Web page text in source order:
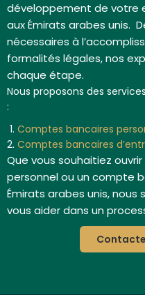
développement de votre
aux Émirats arabes unis.
nécessaires à
formalités légales, nos
chaque étape.
Nous proposons des
:
Comptes bancaires
Comptes bancaires
Que vous souhaitiez
personnel ou un compte
Émirats arabes unis,
vous aider dans un